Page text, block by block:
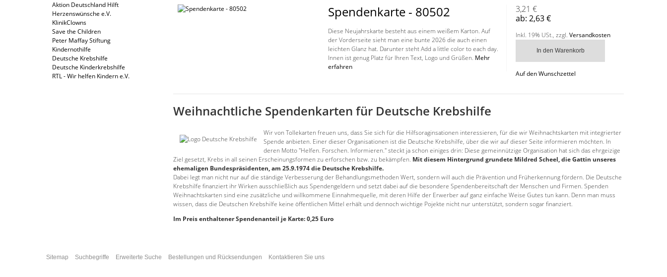
Spendenkarte - 80502
Diese Neujahrskarte besteht aus einem weißem Karton. Auf
der Vorderseite sieht man eine bunte 2026 die auch einen
leichten Glanz hat. Darunter steht Add a little color to each day.
Innen ist genug Platz für Ihren Text, Logo und Grüßen. Mehr
erfahren
3,21 €
ab: 2,63 €
Inkl. 19% USt.,zzgl.Versandkosten
In den Warenkorb
Auf den Wunschzettel
Weihnachtliche Spendenkarten für Deutsche Krebshilfe
Wir von Tollekarten freuen uns, dass Sie sich für die Hilfsoraginsationen interessieren, für die wir Weihnachtskarten mit integrierter
Spende anbieten. Einer dieser Organisationen ist die Deutsche Krebshilfe, über die wir auf dieser Seite informieren möchten. In
deren Motto "Helfen. Forschen. Informieren." steckt ja schon einiges drin: Diese gemeinnützige Organisation hat sich das ehrgeizige
Ziel gesetzt, Krebs in all seinen Erscheinungsformen zu erforschen bzw. zu bekämpfen. Mit diesem Hintergrund grundete Mildred Scheel, die Gattin unseres
ehemaligen Bundespräsidenten, am 25.9.1974 die Deutsche Krebshilfe.
Dabei legt man nicht nur auf die ständige Verbesserung der Behandlungsmethoden Wert, sondern will auch die Prävention und Früherkennung fördern. Die Deutsche
Krebshilfe finanziert ihr Wirken ausschließlich aus Spendengeldern und setzt dabei auf die besondere Spendenbereitschaft der Menschen und Firmen. Spenden
Weihnachtskarten sind eine zusätzliche und willkommene Einnahmequelle, mit deren Hilfe der Erwerber auf ganz einfache Weise Gutes tun kann. Denn man muss
wissen, dass die Deutschen Krebshilfe keine öffentlichen Mittel erhält und dennoch wichtige Pojekte nicht nur unterstützt, sondern sogar finanziert.
Im Preis enthaltener Spendenanteil je Karte: 0,25 Euro
Aktion Deutschland Hilft
Herzenswünsche e.V.
KlinikClowns
Save the Children
Peter Maffay Stiftung
Kindernothilfe
Deutsche Krebshilfe
Deutsche Kinderkrebshilfe
RTL - Wir helfen Kindern e.V.
Sitemap Suchbegriffe Erweiterte Suche Bestellungen und Rücksendungen Kontaktieren Sie uns